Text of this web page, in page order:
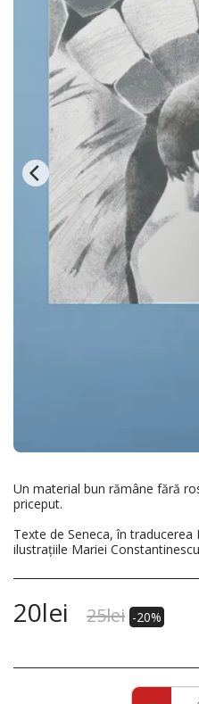
Un material bun rămâne fără
priceput.
Texte de Seneca, în
ilustrațiile Mariei
20lei 25lei -20%